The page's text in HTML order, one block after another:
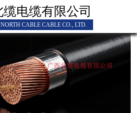
缆电缆有限公司
CABLE CABLE CO., LTD.